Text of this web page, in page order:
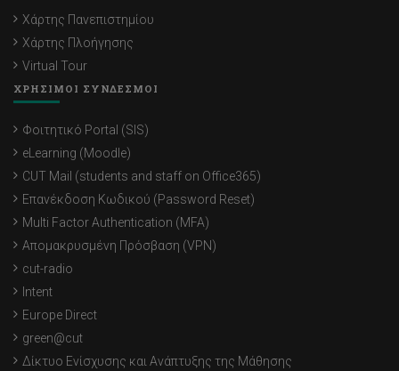
Χάρτης Πανεπιστημίου
Χάρτης Πλοήγησης
Virtual Tour
ΧΡΗΣΙΜΟΙ ΣΥΝΔΕΣΜΟΙ
Φοιτητικό Portal (SIS)
eLearning (Moodle)
CUT Mail (students and staff on Office365)
Επανέκδοση Κωδικού (Password Reset)
Multi Factor Authentication (MFA)
Απομακρυσμένη Πρόσβαση (VPN)
cut-radio
Intent
Europe Direct
green@cut
Δίκτυο Ενίσχυσης και Ανάπτυξης της Μάθησης